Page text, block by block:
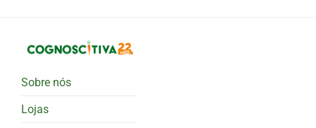
Sobre nós
Lojas